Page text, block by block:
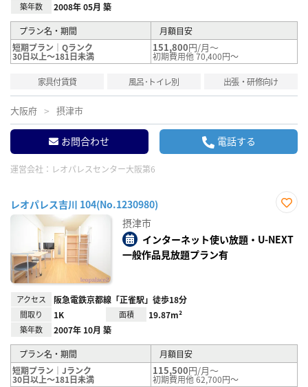
築年数 2008年 05月 築
プラン名・期間
月額目安
短期プラン｜Qランク
30日以上～181日未満
151,800円/月～
初期費用他 70,400円～
家具付賃貸 風呂･トイレ別 出張・研修向け
大阪府 摂津市
お問合わせ 電話する
運営会社： レオパレスセンター大阪第6
レオパレス吉川 104(No.1230980)
り登
録
摂津市
インターネット使い放題・U-NEXT
一般作品見放題プラン有
アクセス 阪急電鉄京都線「正雀駅」徒歩18分
間取り 1K 面積 19.87m²
築年数 2007年 10月 築
プラン名・期間
月額目安
短期プラン｜Jランク
30日以上～181日未満
115,500円/月～
初期費用他 62,700円～